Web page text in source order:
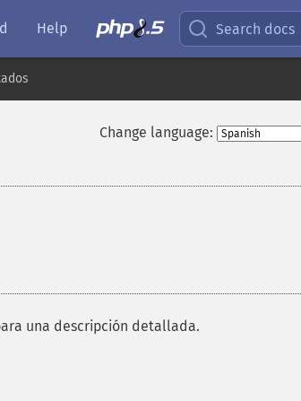
Help Search docs
Change language:
una descripción detallada.